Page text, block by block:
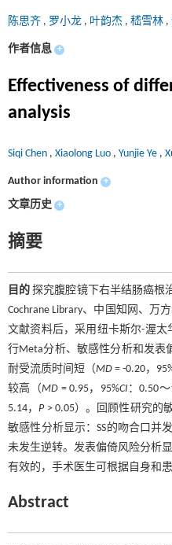
陈思齐 , 罗小龙 , 叶韵杰 , 嵇雪林 ,
作者信息 +
Effectiveness of
analysis
Siqi Chen , Xiaolong Luo , Yunjie Ye ,
Author information +
文章历史 +
摘要
目的 探究腹腔镜下右半结肠癌根
Cochrane Library、中国知网、万
文献资料后，采用纽卡斯尔-渥太
行Meta分析、敏感性分析和发表
耐受流质时间短（MD = -0.20，
较高（MD = 0.95，95%CI ：0.50
5.14，P> 0.05）。回顾性研究的
敏感性分析显示：SS的吻合口并
未发生逆转。发表偏倚风险分析
有效的，手术医生可根据自身和
Abstract